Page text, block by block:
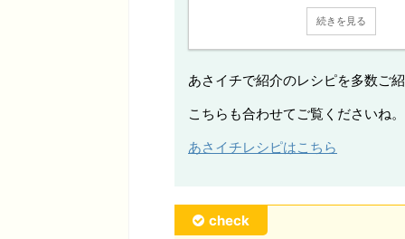
続きを見る
あさイチで紹介のレシピを多数ご
こちらも合わせてご覧くださいね。
あさイチレシピはこちら
check